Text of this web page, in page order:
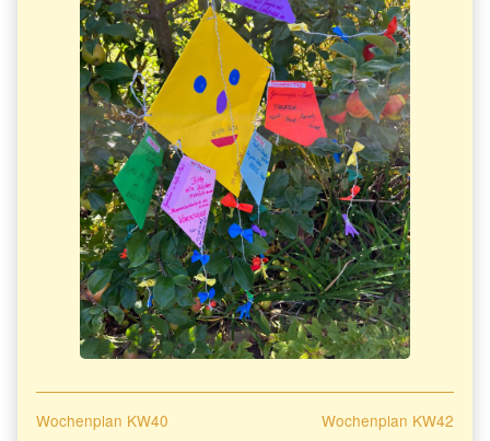
Beitragsnavigation
Previous
Wochenplan KW40
Next
Wochenplan KW42